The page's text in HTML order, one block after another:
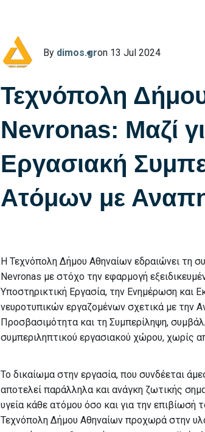
By dimos.gron 13 Jul 2024
Τεχνόπολη
Nevronas: Μαζί
Εργασιακή
Ατόμων με
Η Τεχνόπολη Δήμου Αθηναίων εδραιώνει τη
Nevronas με στόχο την εφαρμογή
Υποστηρικτική Εργασία, την Ενημέρωση και
νευροτυπικών εργαζομένων σχετικά με την
Προσβασιμότητα και τη Συμπερίληψη,
συμπεριληπτικού εργασιακού χώρου, χωρίς
Το δικαίωμα στην εργασία, που συνδέεται
αποτελεί παράλληλα και ανάγκη ζωτικής
υγεία κάθε ατόμου όσο και για την επιβίωσή
Τεχνόπολη Δήμου Αθηναίων προχωρά στην